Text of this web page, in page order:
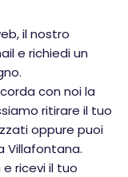
il nostro
e richiedi un
con noi la
ritirare il tuo
oppure puoi
Villafontana.
ricevi il tuo